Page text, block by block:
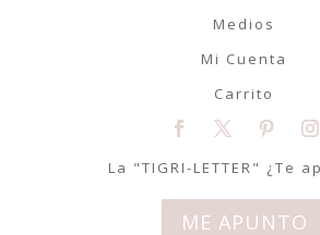
Medios
Mi Cuenta
Carrito
La "TIGRI-LETTER" ¿Te
ME APUNTO